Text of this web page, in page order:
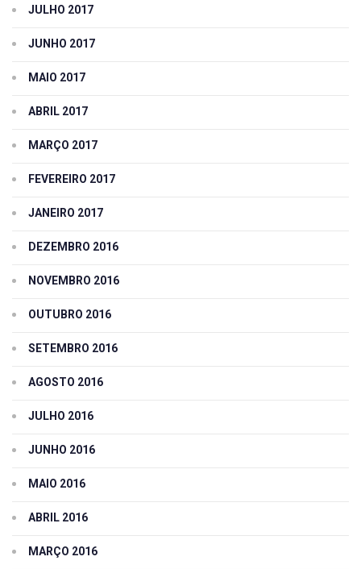
JULHO 2017
JUNHO 2017
MAIO 2017
ABRIL 2017
MARÇO 2017
FEVEREIRO 2017
JANEIRO 2017
DEZEMBRO 2016
NOVEMBRO 2016
OUTUBRO 2016
SETEMBRO 2016
AGOSTO 2016
JULHO 2016
JUNHO 2016
MAIO 2016
ABRIL 2016
MARÇO 2016